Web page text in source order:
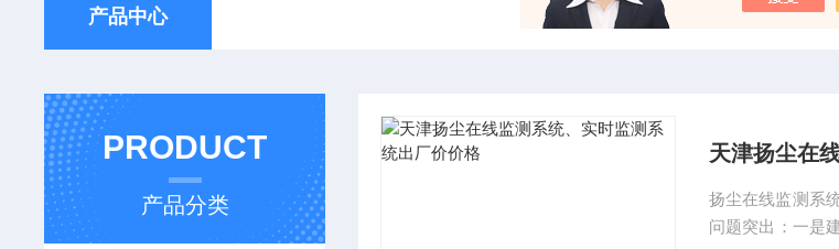
产品中心
PRODUCT
产品分类
天津扬尘在
扬尘在线监测系统概述： 扬尘是大气污染的四大关键环节之一，
问题突出：一是